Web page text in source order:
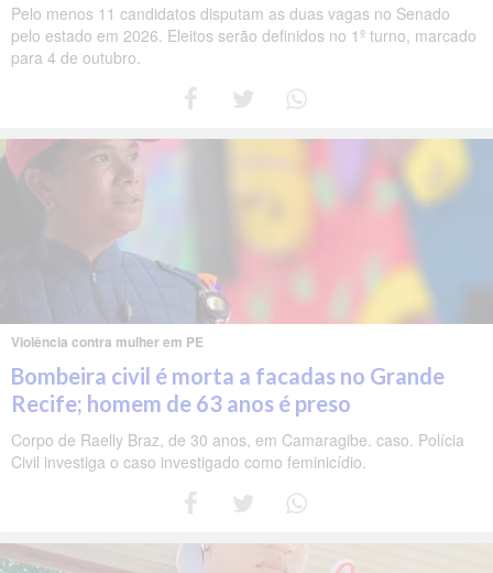
Pelo menos 11 candidatos disputam as duas vagas no Senado
pelo estado em 2026. Eleitos serão definidos no 1º turno, marcado
para 4 de outubro.
Violência contra mulher em PE
Bombeira civil é morta a facadas no Grande
Recife; homem de 63 anos é preso
Corpo de Raelly Braz, de 30 anos, em Camaragibe. caso. Polícia
Civil investiga o caso investigado como feminicídio.